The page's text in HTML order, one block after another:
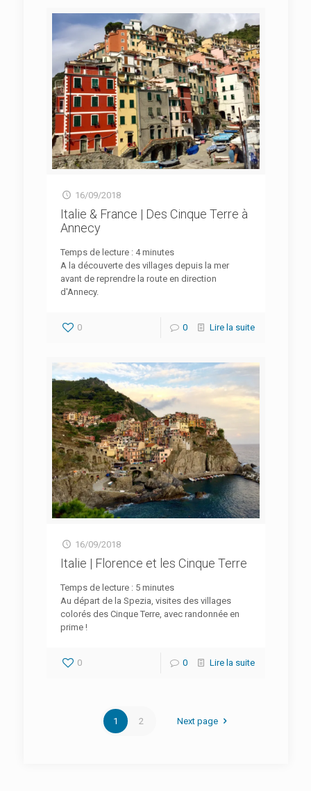
16/09/2018
Italie & France | Des Cinque Terre à
Annecy
Temps de lecture : 4 minutes
A la découverte des villages depuis la mer
avant de reprendre la route en direction
d'Annecy.
0 0 Lire la suite
16/09/2018
Italie | Florence et les Cinque Terre
Temps de lecture : 5 minutes
Au départ de la Spezia, visites des villages
colorés des Cinque Terre, avec randonnée en
prime !
0 0 Lire la suite
1 2 Next page